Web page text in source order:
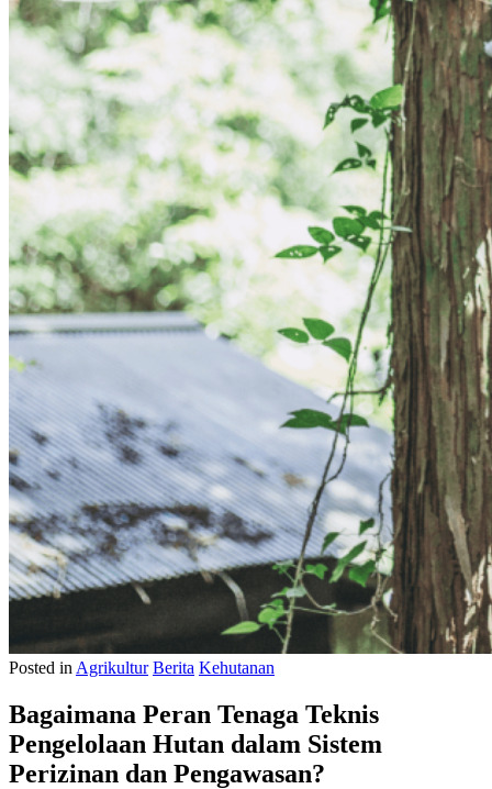
Posted in Agrikultur Berita Kehutanan
Bagaimana Peran Tenaga Teknis
Pengelolaan Hutan dalam Sistem
Perizinan dan Pengawasan?